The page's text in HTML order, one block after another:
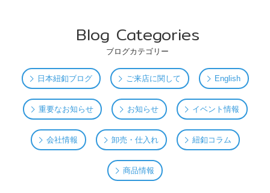
Blog Categories
ブログカテゴリー
日本紐釦ブログ ご来店に関して English
重要なお知らせ お知らせ イベント情報
会社情報 卸売・仕入れ 紐釦コラム
商品情報